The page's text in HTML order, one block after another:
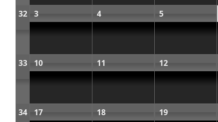
32 3 4 5
33 10 11 12
34 17 18 19